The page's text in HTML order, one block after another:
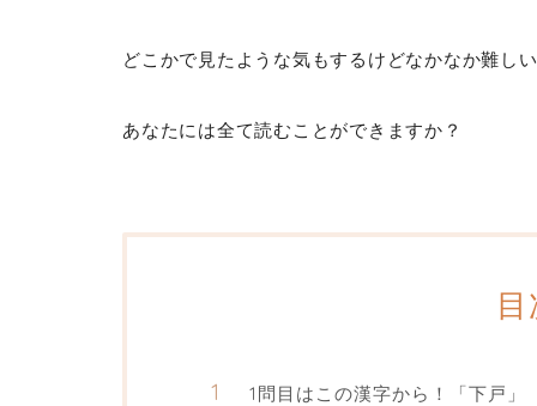
どこかで見たような気もするけどなかなか難し
あなたには全て読むことができますか？
目
1問目はこの漢字から！「下戸」